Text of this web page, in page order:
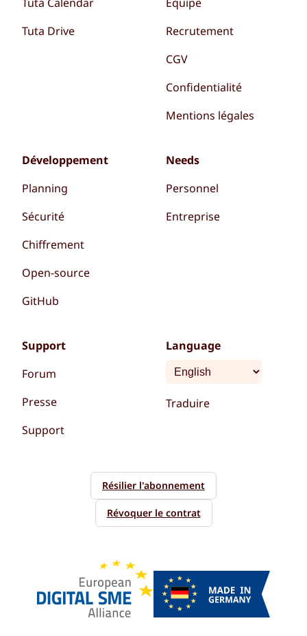
Tuta Drive
Recrutement
CGV
Confidentialité
Mentions légales
Développement
Planning
Sécurité
Chiffrement
Open-source
GitHub
Needs
Personnel
Entreprise
Support
Forum
Presse
Support
Language
Traduire
Résilier l'abonnement
Révoquer le contrat